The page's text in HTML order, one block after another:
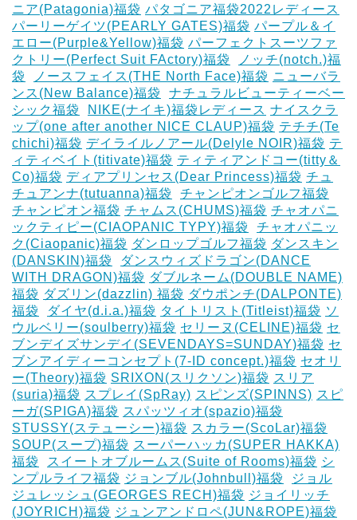
ニア(Patagonia)福袋 パタゴニア福袋2022レディース
パーリーゲイツ(PEARLY GATES)福袋 パープル＆イ
エロー(Purple&Yellow)福袋 パーフェクトスーツファ
クトリー(Perfect Suit FActory)福袋
ノッチ(notch.)福
袋
ノースフェイス(THE North Face)福袋 ニューバラ
ンス(New Balance)福袋
ナチュラルビューティーベー
シック福袋
NIKE(ナイキ)福袋レディース ナイスクラ
ップ(one after another NICE CLAUP)福袋 テチチ(Te
chichi)福袋 デイライルノアール(Delyle NOIR)福袋 テ
ィティベイト(titivate)福袋 ティティアンドコー(titty＆
Co)福袋 ディアプリンセス(Dear Princess)福袋 チュ
チュアンナ(tutuanna)福袋
チャンピオンゴルフ福袋
チャンピオン福袋 チャムス(CHUMS)福袋 チャオパニ
ックティピー(CIAOPANIC TYPY)福袋
チャオパニッ
ク(Ciaopanic)福袋 ダンロップゴルフ福袋 ダンスキン
(DANSKIN)福袋
ダンスウィズドラゴン(DANCE
WITH DRAGON)福袋 ダブルネーム(DOUBLE NAME)
福袋 ダズリン(dazzlin) 福袋 ダウポンチ(DALPONTE)
福袋
ダイヤ(d.i.a.)福袋 タイトリスト(Titleist)福袋 ソ
ウルベリー(soulberry)福袋 セリーヌ(CELINE)福袋 セ
ブンデイズサンデイ(SEVENDAYS=SUNDAY)福袋 セ
ブンアイディーコンセプト(7-ID concept.)福袋 セオリ
ー(Theory)福袋 SRIXON(スリクソン)福袋 スリア
(suria)福袋 スプレイ(SpRay) スピンズ(SPINNS) スピ
ーガ(SPIGA)福袋 スパッツィオ(spazio)福袋
STUSSY(ステューシー)福袋 スカラー(ScoLar)福袋
SOUP(スープ)福袋 スーパーハッカ(SUPER HAKKA)
福袋
スイートオブルームス(Suite of Rooms)福袋 シ
ンプルライフ福袋 ジョンブル(Johnbull)福袋
ジョル
ジュレッシュ(GEORGES RECH)福袋 ジョイリッチ
(JOYRICH)福袋 ジュンアンドロペ(JUN&ROPE)福袋